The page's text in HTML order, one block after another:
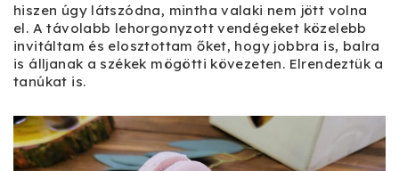
hiszen úgy látszódna, mintha valaki nem jött volna
el. A távolabb lehorgonyzott vendégeket közelebb
invitáltam és elosztottam őket, hogy jobbra is, balra
is álljanak a székek mögötti kövezeten. Elrendeztük a
tanúkat is.